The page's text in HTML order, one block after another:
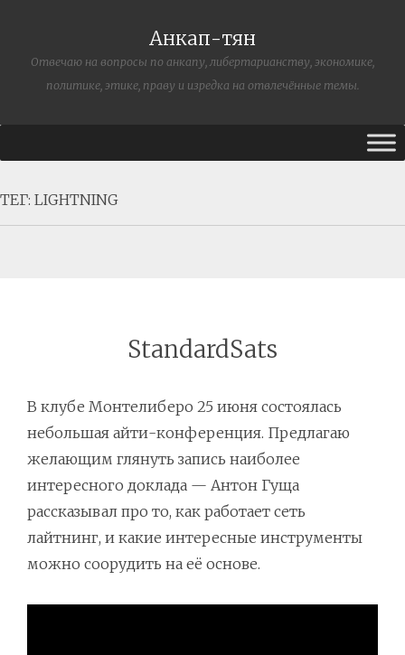
Анкап-тян
Отвечаю на вопросы по анкапу, либертарианству, экономике,
политике, этике, праву и изредка на отвлечённые темы.
ТЕГ: LIGHTNING
StandardSats
В клубе Монтелиберо 25 июня состоялась
небольшая айти-конференция. Предлагаю
желающим глянуть запись наиболее
интересного доклада — Антон Гуща
рассказывал про то, как работает сеть
лайтнинг, и какие интересные инструменты
можно соорудить на её основе.